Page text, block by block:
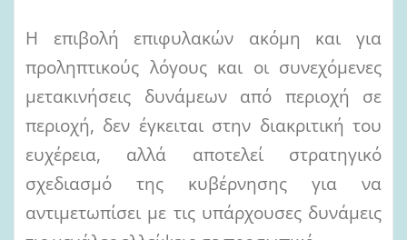
Η επιβολή επιφυλακών ακόμη και για
προληπτικούς λόγους και οι συνεχόμενες
μετακινήσεις δυνάμεων από περιοχή σε
περιοχή, δεν έγκειται στην διακριτική του
ευχέρεια, αλλά αποτελεί στρατηγικό
σχεδιασμό της κυβέρνησης για να
αντιμετωπίσει με τις υπάρχουσες δυνάμεις